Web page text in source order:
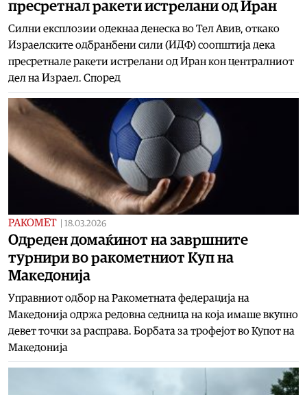
пресретнал ракети истрелани од Иран
Силни експлозии одекнаа денеска во Тел Авив, откако
Израелските одбранбени сили (ИДФ) соопштија дека
пресретнале ракети истрелани од Иран кон централниот
дел на Израел. Според
РАКОМЕТ 18.03.2026
Одреден домаќинот на завршните
турнири во ракометниот Куп на
Македонија
Управниот одбор на Ракометната федерација на
Македонија одржа редовна седница на која имаше вкупно
девет точки за расправа. Борбата за трофејот во Купот на
Македонија